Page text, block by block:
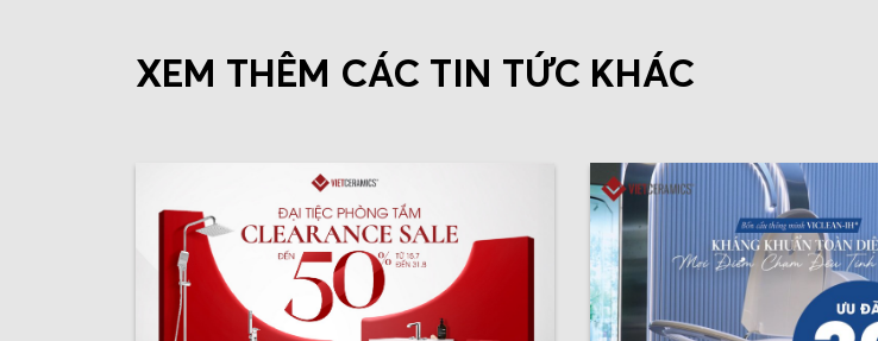
XEM THÊM CÁC TIN TỨC KHÁC